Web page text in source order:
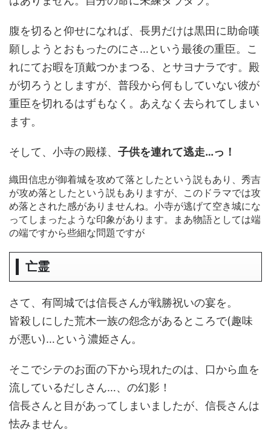
腹を切ると仰せになれば、長男だけは黒田に助命嘆
願しようとおもったのにさ…という最後の重臣。こ
れにてお暇を頂戴つかまつる、とサヨナラです。殿
が切ろうとしますが、普段から何もしていない彼が
重臣を切れるはずもなく。あえなく去られてしまい
ます。
そして、小寺の殿様、 子供を連れて逃走…っ！
織田信忠が御着城を攻めて落としたという説もあり、秀吉
が攻め落としたという説もありますが、このドラマでは攻
め落とされた感がありませんね。小寺が逃げて空き城にな
ってしまったような印象があります。まあ物語としては端
の端ですから些細な問題ですが
亡霊
さて、有岡城では信長さんが戦勝祝いの宴を。
皆殺しにした荒木一族の怨念があるところで(趣味
が悪い)…という濃姫さん。
そこでシテのお面の下から現れたのは、口から血を
流しているだしさん…、の幻影！
信長さんと目があってしまいましたが、信長さんは
怯みません。